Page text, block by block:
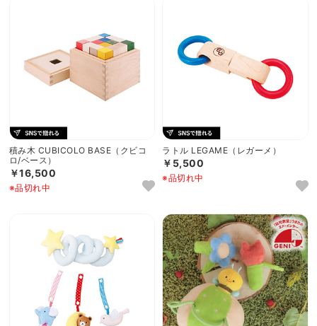
積み木 CUBICOLO BASE（クビコ
ロ/ベース）
￥16,500
※品切れ中
ラトル LEGAME（レガーメ）
￥5,500
※品切れ中